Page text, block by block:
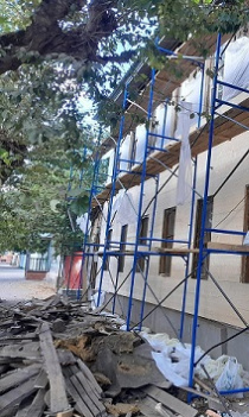
Перейти к основному содержанию